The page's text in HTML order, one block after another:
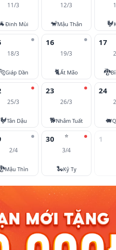
11/3
🐐Đinh Mùi
12/3
🐒Mậu Thân 🐓
18/3
Giáp Dần
16
19/3
🐈Ất Mão
17
🐉
25/3
🐓Tân Dậu
23
26/3
🐕Nhâm Tuất
24
🐖
2/4
Mậu Thìn
⭐
30
3/4
🐍Kỷ Tỵ
1